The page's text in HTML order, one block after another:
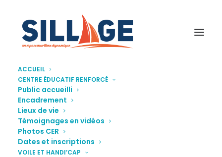
ACCUEIL
CENTRE ÉDUCATIF RENFORCÉ
Public accueilli
Encadrement
Lieux de vie
Témoignages en vidéos
Photos CER
Dates et inscriptions
VOILE ET HANDI’CAP
VoileHandicap2016-4
Accueil Galerie photos